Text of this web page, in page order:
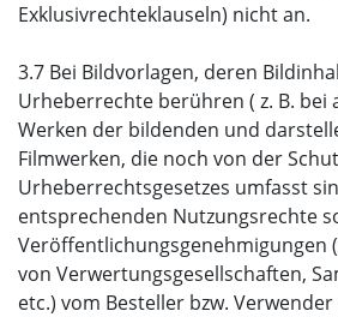
Exklusivrechteklauseln) nicht an.
3.7 Bei Bildvorlagen, deren
Urheberrechte berühren ( z. B. bei
Werken der bildenden und
Filmwerken, die noch von der
Urheberrechtsgesetzes umfasst
entsprechenden Nutzungsrechte
Veröffentlichungsgenehmigungen
von Verwertungsgesellschaften,
etc.) vom Besteller bzw.